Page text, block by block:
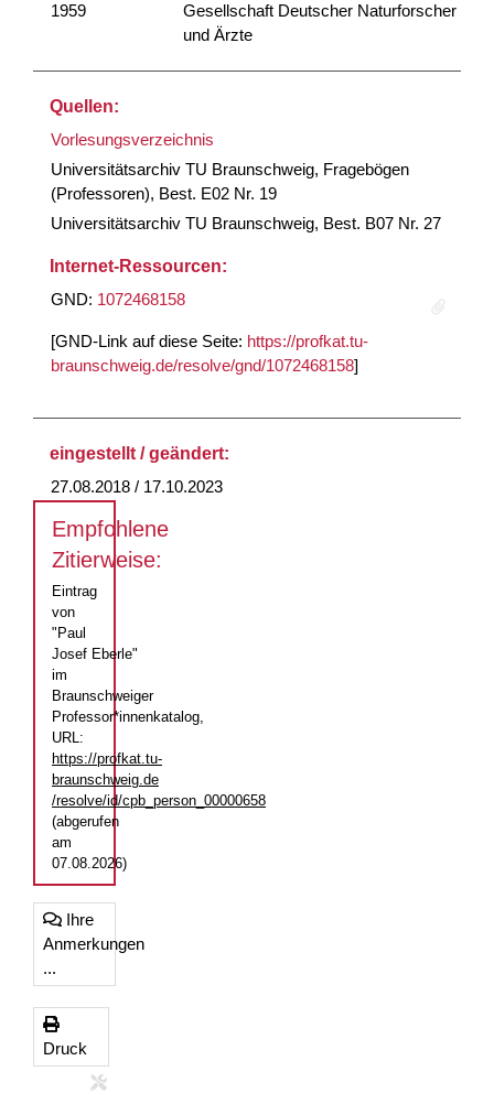
1959
Gesellschaft Deutscher Naturforscher
und Ärzte
Quellen:
Vorlesungsverzeichnis
Universitätsarchiv TU Braunschweig, Fragebögen
(Professoren), Best. E02 Nr. 19
Universitätsarchiv TU Braunschweig, Best. B07 Nr. 27
Internet-Ressourcen:
GND: 1072468158
[GND-Link auf diese Seite: https://profkat.tu-
braunschweig.de/resolve/gnd/1072468158]
eingestellt / geändert:
27.08.2018 / 17.10.2023
Empfohlene
Zitierweise:
Eintrag
von
"Paul
Josef Eberle"
im
Braunschweiger
Professor*innenkatalog,
URL:
https://profkat.tu-
braunschweig.de
/resolve/id/cpb_person_00000658
(abgerufen
am
07.08.2026)
Ihre
Anmerkungen
...
Druck